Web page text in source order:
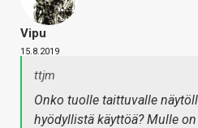
Vipu
15.8.2019
ttjm
Onko tuolle taittuvalle
hyödyllistä käyttöä? Mulle